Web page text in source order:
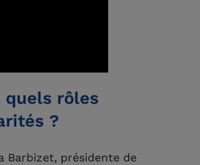
rôles
?
Barbizet, présidente de